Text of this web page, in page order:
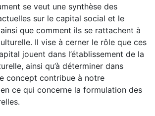
se veut une synthèse des
sur le capital social et le
que comment ils se rattachent à
Il vise à cerner le rôle que ces
jouent dans l’établissement de la
ainsi qu’à déterminer dans
concept contribue à notre
ce qui concerne la formulation des